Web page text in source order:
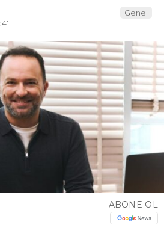
Genel
ABONE OL